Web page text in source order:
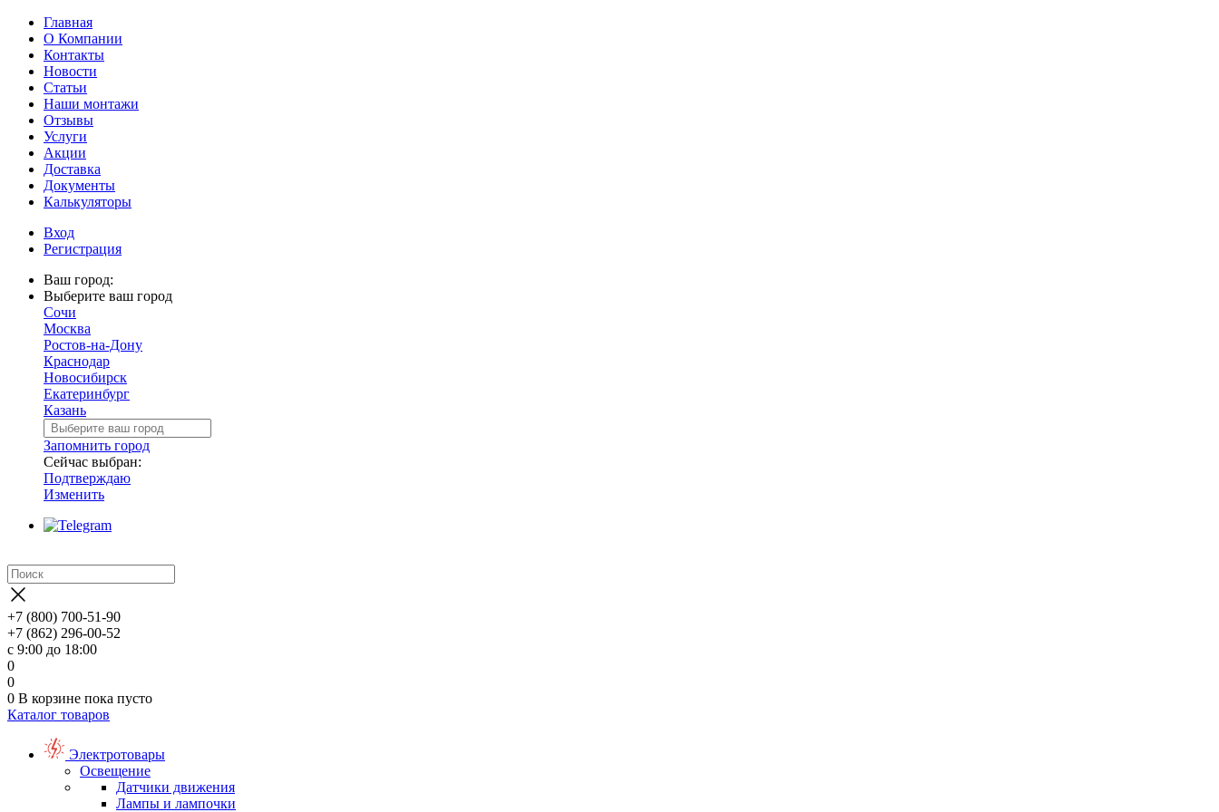
Главная
О Компании
Контакты
Новости
Статьи
Наши монтажи
Отзывы
Услуги
Акции
Доставка
Документы
Калькуляторы
Вход
Регистрация
Ваш город:
Выберите ваш город
Сочи
Москва
Ростов-на-Дону
Краснодар
Новосибирск
Екатеринбург
Казань
Запомнить город
Сейчас выбран:
Подтверждаю
Изменить
+7 (800) 700-51-90
+7 (862) 296-00-52
с 9:00 до 18:00
0
0
0 В корзине пока пусто
Каталог товаров
Электротовары
Освещение
Датчики движения
Лампы и лампочки